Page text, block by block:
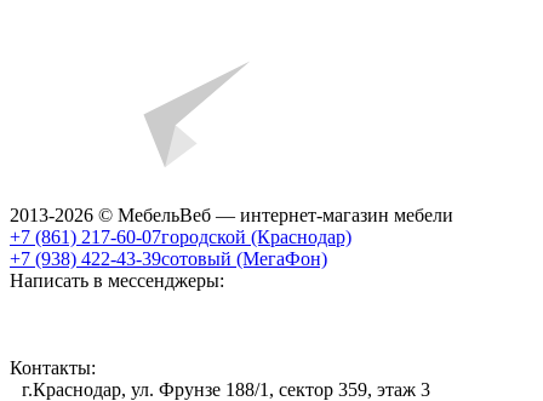
2013-2026 © МебельВеб — интернет-магазин мебели
+7 (861) 217-60-07городской (Краснодар)
+7 (938) 422-43-39сотовый (МегаФон)
Написать в мессенджеры:
Контакты:
г.Краснодар, ул. Фрунзе 188/1, сектор 359, этаж 3